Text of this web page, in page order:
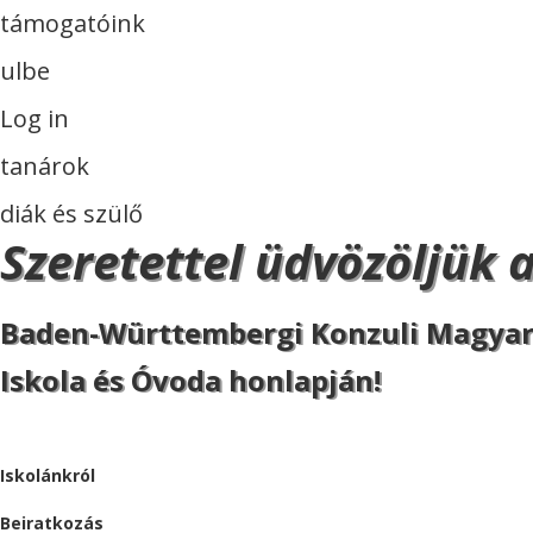
támogatóink
ulbe
Log in
tanárok
diák és szülő
Szeretettel üdvözöljük
Baden-Württembergi Konzuli Magyar
Iskola és Óvoda honlapján!
Iskolánkról
Beiratkozás